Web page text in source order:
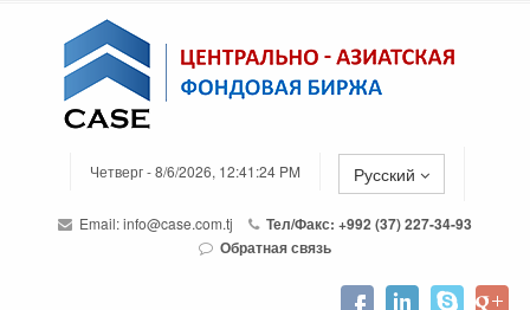
Четверг - 8/6/2026, 12:41:24 PM Русский
Email:info@case.com.tj
Тел/Факс: +992 (37) 227-34-93
Обратная связь